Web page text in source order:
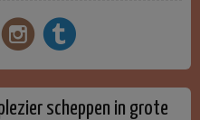
scheppen in grote